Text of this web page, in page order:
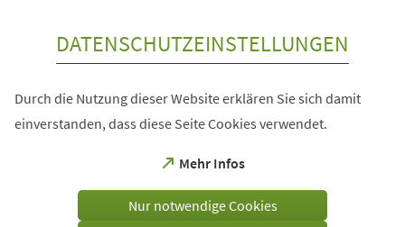
DATENSCHUTZEINSTELLUNGEN
Durch die Nutzung dieser Website erklären Sie sich damit
einverstanden, dass diese Seite Cookies verwendet.
Mehr Infos
(Öffnet
einem
Nur notwendige Cookies